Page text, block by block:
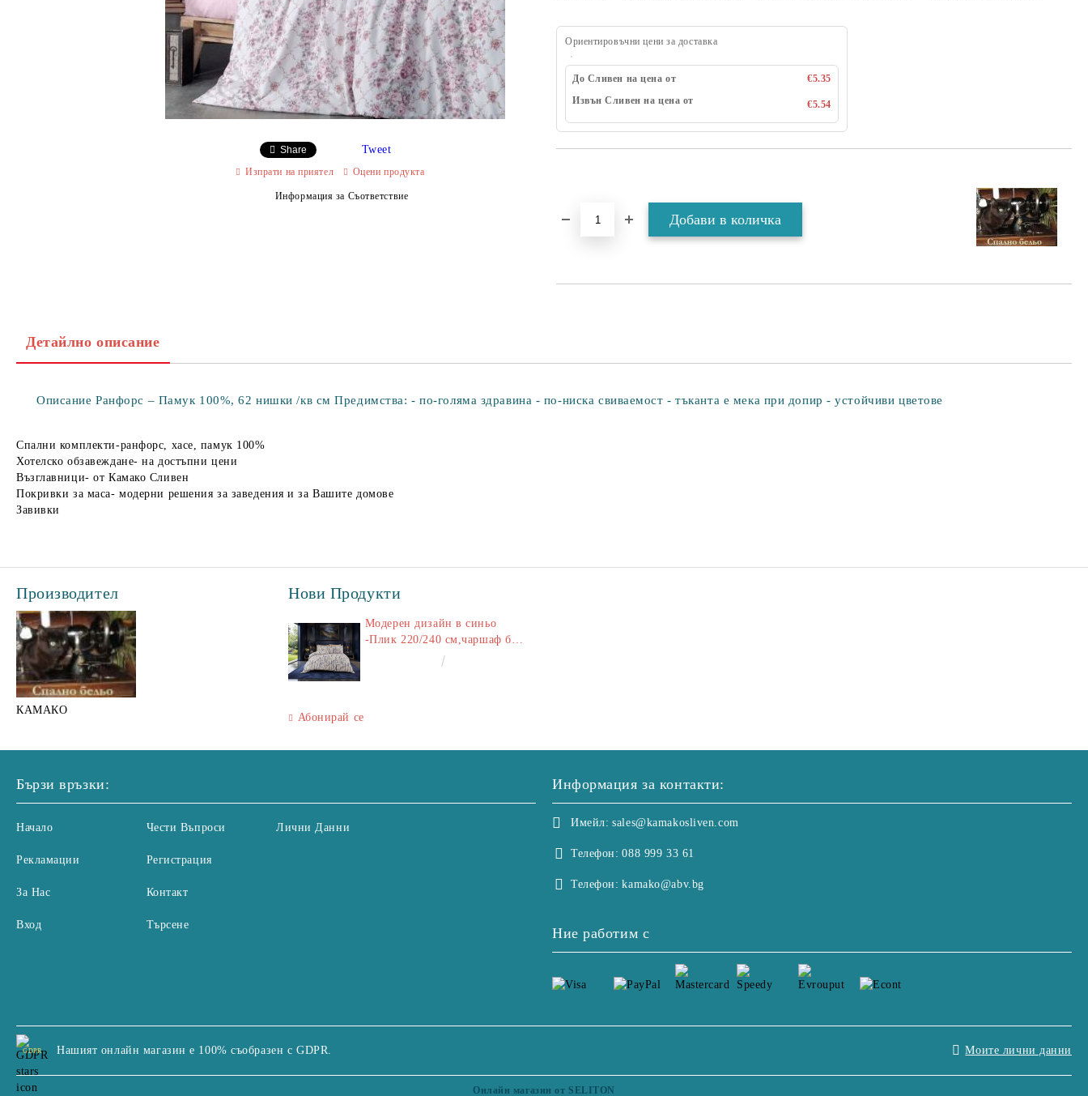
Ориентировъчни цени за доставка
До Сливен на цена от
€5.35
Извън Сливен на цена от
€5.54
Share Tweet
Изпрати на приятел Оцени продукта
Информация за Съответствие
Детайлно описание
Описание Ранфорс – Памук 100%, 62 нишки /кв см Предимства: - по-голяма здравина - по-ниска свиваемост - тъканта е мека при допир - устойчиви цветове
Спални комплекти-ранфорс, хасе, памук 100%
Хотелско обзавеждане- на достъпни цени
Възглавници- от Камако Сливен
Покривки за маса- модерни решения за заведения и за Вашите домове
Завивки
Производител
КАМАКО
Нови Продукти
Модерен дизайн в синьо
-Плик 220/240 см,чаршаф без
ластик 240/260 см,калъфки
Абонирай се
Бързи връзки:
Начало
Рекламации
За Нас
Вход
Чести Въпроси
Регистрация
Контакт
Търсене
Лични Данни
Информация за контакти:
Имейл: sales@kamakosliven.com
Телефон: 088 999 33 61
Телефон: kamako@abv.bg
Ние работим с
GDPR Нашият онлайн магазин е 100% съобразен с GDPR. Моите лични данни
Онлайн магазин от SELITON